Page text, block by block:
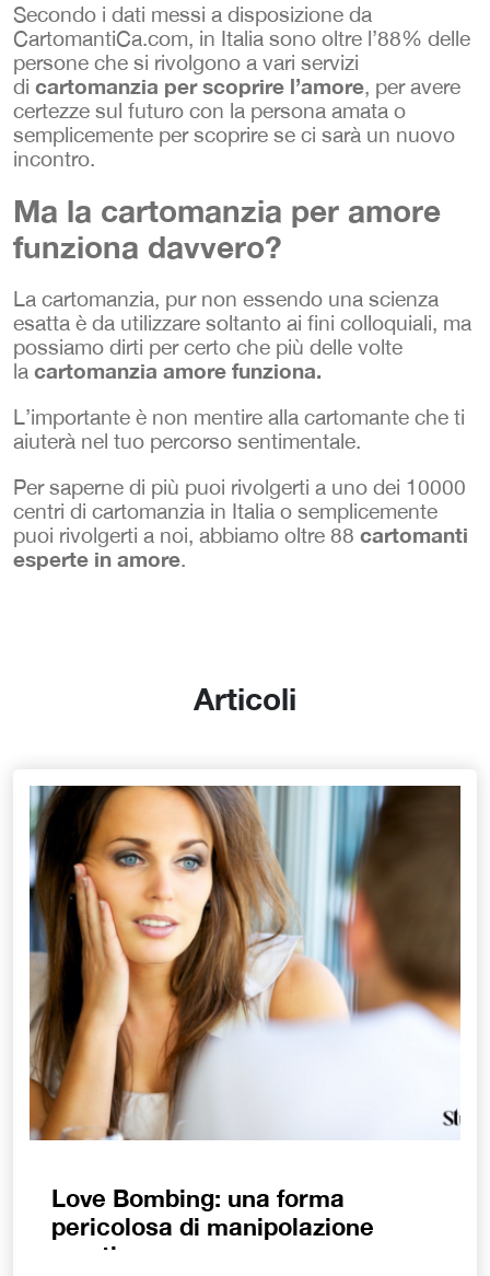
Secondo i dati messi a disposizione da
CartomantiCa.com, in Italia sono oltre l’88% delle
persone che si rivolgono a vari servizi
di cartomanzia per scoprire l’amore, per avere
certezze sul futuro con la persona amata o
semplicemente per scoprire se ci sarà un nuovo
incontro.
Ma la cartomanzia per amore
funziona davvero?
La cartomanzia, pur non essendo una scienza
esatta è da utilizzare soltanto ai fini colloquiali, ma
possiamo dirti per certo che più delle volte
la cartomanzia amore funziona.
L’importante è non mentire alla cartomante che ti
aiuterà nel tuo percorso sentimentale.
Per saperne di più puoi rivolgerti a uno dei 10000
centri di cartomanzia in Italia o semplicemente
puoi rivolgerti a noi, abbiamo oltre 88 cartomanti
esperte in amore.
Articoli
Love Bombing: una forma
pericolosa di manipolazione
emotiva